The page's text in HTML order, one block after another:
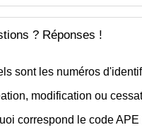
? Réponses !
sont les numéros
modification ou
correspond le code